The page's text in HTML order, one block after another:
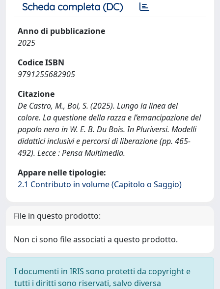
Scheda completa (DC)
Anno di pubblicazione
2025
Codice ISBN
9791255682905
Citazione
De Castro, M., Boi, S. (2025). Lungo la linea del
colore. La questione della razza e l’emancipazione del
popolo nero in W. E. B. Du Bois. In Pluriversi. Modelli
didattici inclusivi e percorsi di liberazione (pp. 465-
492). Lecce : Pensa Multimedia.
Appare nelle tipologie:
2.1 Contributo in volume (Capitolo o Saggio)
File in questo prodotto:
Non ci sono file associati a questo prodotto.
I documenti in IRIS sono protetti da copyright e
tutti i diritti sono riservati, salvo diversa